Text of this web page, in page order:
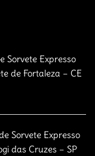
Sorvete Expresso
de Fortaleza – CE
Sorvete Expresso
das Cruzes – SP